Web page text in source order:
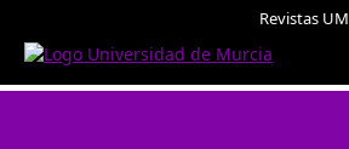
Revistas UM